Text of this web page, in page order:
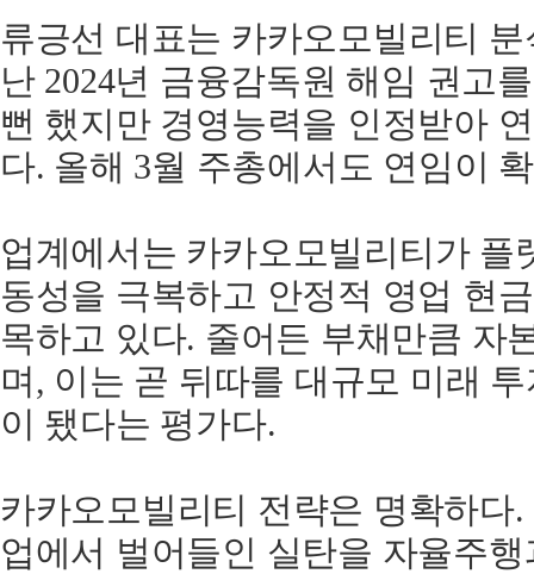
류긍선 대표는 카카오모빌리티
난 2024년 금융감독원 해임 권고
뻔 했지만 경영능력을 인정받아
다. 올해 3월 주총에서도 연임이
업계에서는 카카오모빌리티가 플
동성을 극복하고 안정적 영업 현
목하고 있다. 줄어든 부채만큼 자
며, 이는 곧 뒤따를 대규모 미래
이 됐다는 평가다.
카카오모빌리티 전략은 명확하다
업에서 벌어들인 실탄을 자율주